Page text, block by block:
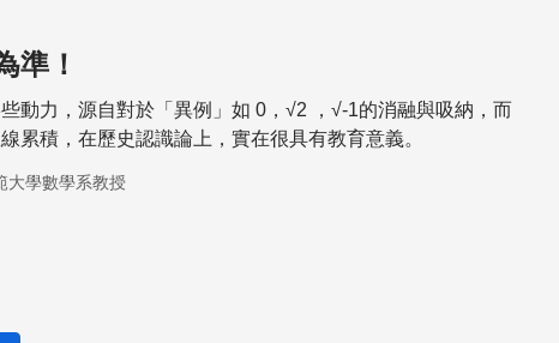
準！
動力，源自對於「異例」如 0，√2 ，√-1的消融與吸納，而
累積，在歷史認識論上，實在很具有教育意義。
大學數學系教授